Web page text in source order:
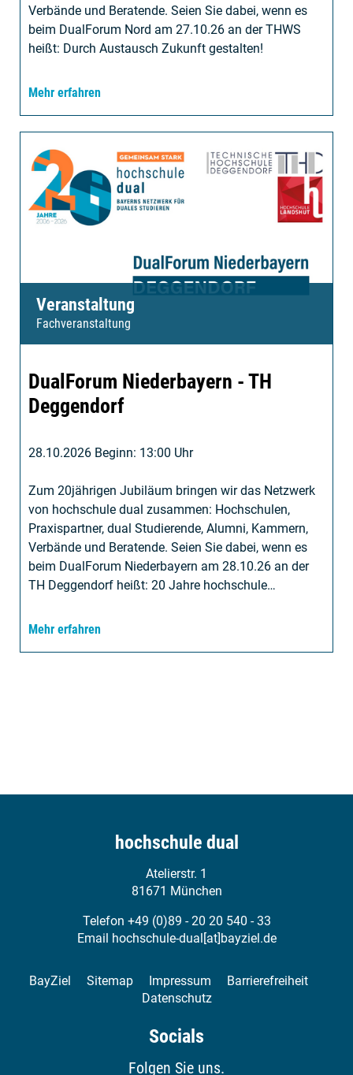
Verbände und Beratende. Seien Sie dabei, wenn es
beim DualForum Nord am 27.10.26 an der THWS
heißt: Durch Austausch Zukunft gestalten!
Mehr erfahren
Veranstaltung
Fachveranstaltung
DualForum Niederbayern - TH
Deggendorf
28.10.2026 Beginn: 13:00 Uhr
Zum 20jährigen Jubiläum bringen wir das Netzwerk
von hochschule dual zusammen: Hochschulen,
Praxispartner, dual Studierende, Alumni, Kammern,
Verbände und Beratende. Seien Sie dabei, wenn es
beim DualForum Niederbayern am 28.10.26 an der
TH Deggendorf heißt: 20 Jahre hochschule…
Mehr erfahren
25.02.2027
Experten des dualen Studiums aus Praxis & Hochschule
hochschule dual
Atelierstr. 1
81671 München
Telefon +49 (0)89 - 20 20 540 - 33
Email hochschule-dual[at]bayziel.de
BayZiel Sitemap Impressum
Barrierefreiheit
Datenschutz
Socials
Folgen Sie uns.